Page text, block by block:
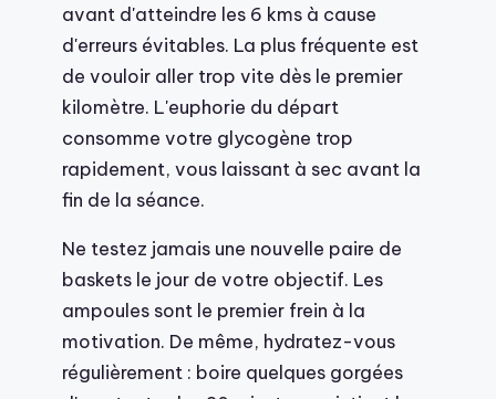
avant d'atteindre les 6 kms à cause
d'erreurs évitables. La plus fréquente est
de vouloir aller trop vite dès le premier
kilomètre. L'euphorie du départ
consomme votre glycogène trop
rapidement, vous laissant à sec avant la
fin de la séance.
Ne testez jamais une nouvelle paire de
baskets le jour de votre objectif. Les
ampoules sont le premier frein à la
motivation. De même, hydratez-vous
régulièrement : boire quelques gorgées